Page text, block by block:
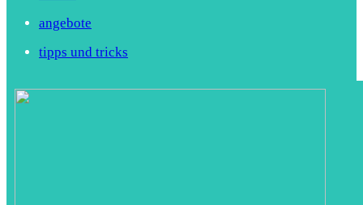
angebote
tipps und tricks